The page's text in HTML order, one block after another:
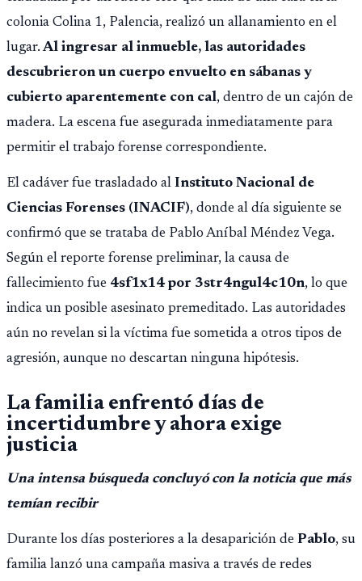
colonia Colina 1, Palencia, realizó un allanamiento en el
lugar.Al ingresar al inmueble, las autoridades
descubrieron un cuerpo envuelto en sábanas y
cubierto aparentemente con cal, dentro de un cajón de
madera. La escena fue asegurada inmediatamente para
permitir el trabajo forense correspondiente.
El cadáver fue trasladado al Instituto Nacional de
Ciencias Forenses (INACIF), donde al día siguiente se
confirmó que se trataba de Pablo Aníbal Méndez Vega.
Según el reporte forense preliminar, la causa de
fallecimiento fue 4sf1x14 por 3str4ngul4c10n, lo que
indica un posible asesinato premeditado. Las autoridades
aún no revelan si la víctima fue sometida a otros tipos de
agresión, aunque no descartan ninguna hipótesis.
La familia enfrentó días de
incertidumbre y ahora exige
justicia
Una intensa búsqueda concluyó con la noticia que más
temían recibir
Durante los días posteriores a la desaparición de Pablo, su
familia lanzó una campaña masiva a través de redes